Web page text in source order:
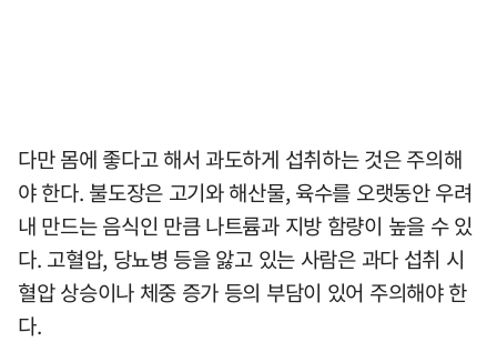
다만 몸에 좋다고 해서 과도하게 섭취하는 것은 주의해
야 한다. 불도장은 고기와 해산물, 육수를 오랫동안 우려
내 만드는 음식인 만큼 나트륨과 지방 함량이 높을 수 있
다. 고혈압, 당뇨병 등을 앓고 있는 사람은 과다 섭취 시
혈압 상승이나 체중 증가 등의 부담이 있어 주의해야 한
다.